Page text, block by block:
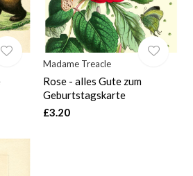
Madame Treacle
Rose - alles Gute zum
Geburtstagskarte
£3.20